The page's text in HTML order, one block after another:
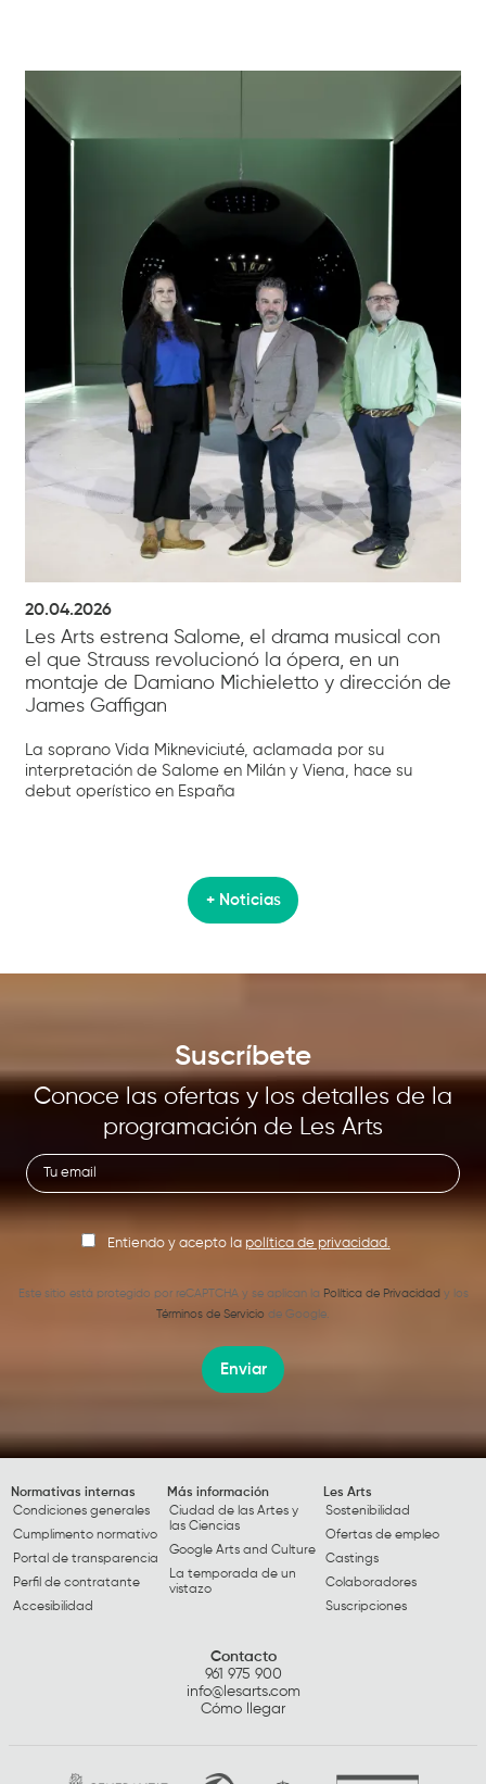
20.04.2026
Les Arts estrena Salome, el drama musical con
el que Strauss revolucionó la ópera, en un
montaje de Damiano Michieletto y dirección de
James Gaffigan
La soprano Vida Mikneviciuté, aclamada por su
interpretación de Salome en Milán y Viena, hace su
debut operístico en España
+ Noticias
Suscríbete
Conoce las ofertas y los detalles de la
programación de Les Arts
Entiendo y acepto la política de privacidad.
Este sitio está protegido por reCAPTCHA y se aplican la Política de Privacidad y los
Términos de Servicio de Google.
Enviar
Normativas internas
Condiciones generales
Cumplimento normativo
Portal de transparencia
Perfil de contratante
Accesibilidad
Más información
Ciudad de las Artes y
las Ciencias
Google Arts and Culture
La temporada de un
vistazo
Les Arts
Sostenibilidad
Ofertas de empleo
Castings
Colaboradores
Suscripciones
Contacto
961 975 900
info@lesarts.com
Cómo llegar